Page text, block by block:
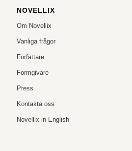
NOVELLIX
Om Novellix
Vanliga frågor
Författare
Formgivare
Press
Kontakta oss
Novellix in English